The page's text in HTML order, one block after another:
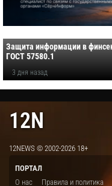
Защита информации в
ГОСТ 57580.1
3 дня назад
12N
12NEWS © 2002-2026 18+
ПОРТАЛ
О нас
Правила и политика